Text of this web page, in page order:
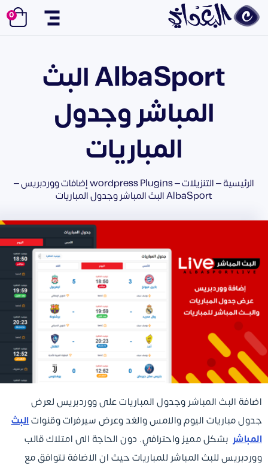
القائمة
0
AlbaSport البث
المباشر وجدول
المباريات
الرئيسية–التنزيلات–wordpress Plugins إضافات ووردبريس
–
AlbaSport البث المباشر وجدول المباريات
اضافة البث المباشر وجدول المباريات على ووردبريس لعرض
جدول مباريات اليوم والامس والغد وعرض سيرفرات وقنواتالبث
المباشربشكل مميز واحترافي. دون الحاجة الى امتلاك قالب
ووردبريس للبث المباشر للمباريات حيث ان الاضافة تتوافق مع